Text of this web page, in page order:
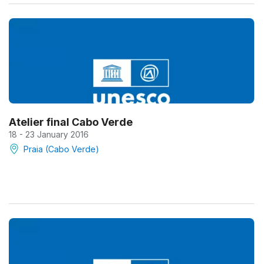
Atelier final Cabo Verde
18 - 23 January 2016
Praia (Cabo Verde)